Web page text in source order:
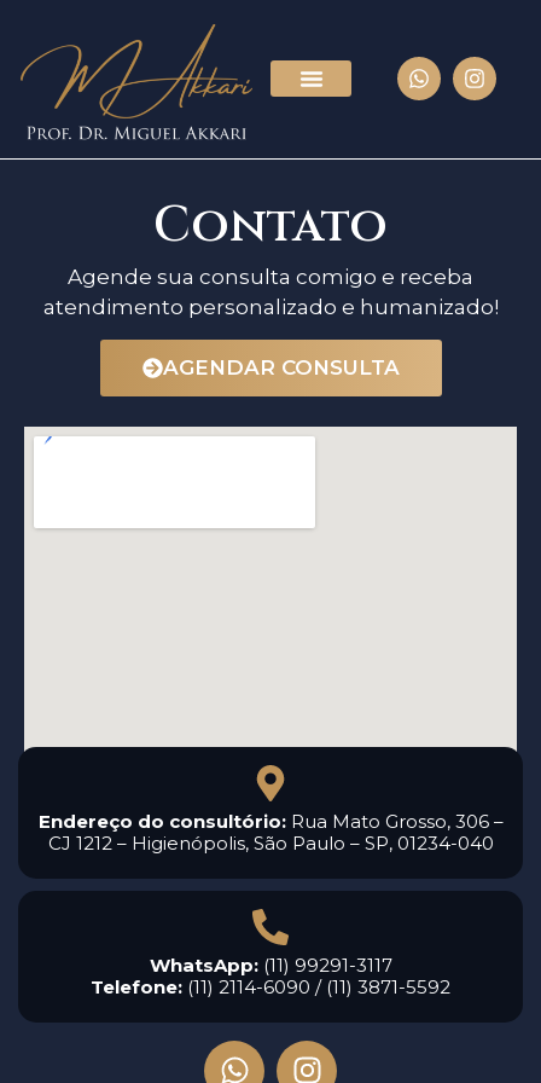
Contato
Agende sua consulta comigo e receba
atendimento personalizado e humanizado!
AGENDAR CONSULTA
Endereço do consultório:Rua Mato Grosso, 306 –
CJ 1212 – Higienópolis, São Paulo – SP, 01234-040
WhatsApp:(11) 99291-3117
Telefone: (11) 2114-6090 / (11) 3871-5592